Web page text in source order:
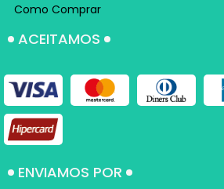
Como Comprar
ACEITAMOS
ENVIAMOS POR